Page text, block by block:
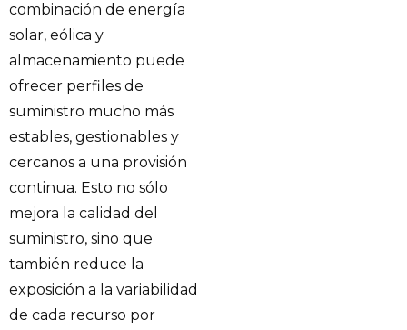
combinación de energía
solar, eólica y
almacenamiento puede
ofrecer perfiles de
suministro mucho más
estables, gestionables y
cercanos a una provisión
continua. Esto no sólo
mejora la calidad del
suministro, sino que
también reduce la
exposición a la variabilidad
de cada recurso por